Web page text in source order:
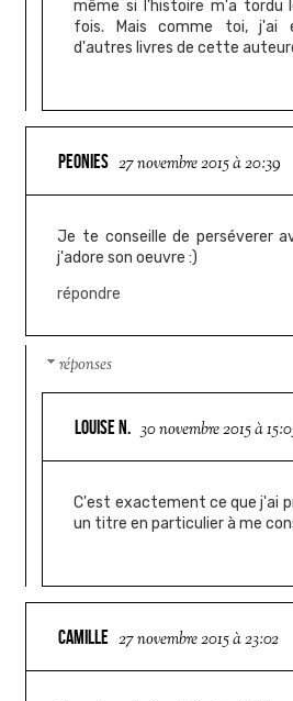
même si l'histoire m'a tordu
fois. Mais comme toi, j'ai
d'autres livres de cette
PEONIES 27 novembre 2015 à 20:39
Je te conseille de perséverer
j'adore son oeuvre :)
répondre
réponses
LOUISE N. 30 novembre 2015 à
C'est exactement ce que j'ai
un titre en particulier à me
CAMILLE 27 novembre 2015 à 23:02